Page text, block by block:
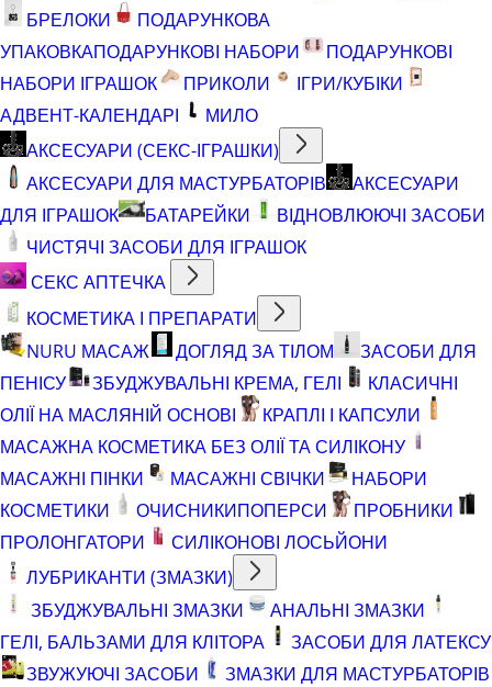
БРЕЛОКИ
ПОДАРУНКОВА
УПАКОВКАПОДАРУНКОВІ НАБОРИ
ПОДАРУНКОВІ
НАБОРИ ІГРАШОК
ПРИКОЛИ
ІГРИ/КУБІКИ
АДВЕНТ-КАЛЕНДАРІ
МИЛО
АКСЕСУАРИ (СЕКС-ІГРАШКИ)
АКСЕСУАРИ ДЛЯ МАСТУРБАТОРІВ
АКСЕСУАРИ
ДЛЯ ІГРАШОК
БАТАРЕЙКИ
ВІДНОВЛЮЮЧІ ЗАСОБИ
ЧИСТЯЧІ ЗАСОБИ ДЛЯ ІГРАШОК
СЕКС АПТЕЧКА
КОСМЕТИКА І ПРЕПАРАТИ
NURU МАСАЖ
ДОГЛЯД ЗА ТІЛОМ
ЗАСОБИ ДЛЯ
ПЕНІСУ
ЗБУДЖУВАЛЬНІ КРЕМА, ГЕЛІ
КЛАСИЧНІ
ОЛІЇ НА МАСЛЯНІЙ ОСНОВІ
КРАПЛІ І КАПСУЛИ
МАСАЖНА КОСМЕТИКА БЕЗ ОЛІЇ ТА СИЛІКОНУ
МАСАЖНІ ПІНКИ
МАСАЖНІ СВІЧКИ
НАБОРИ
КОСМЕТИКИ
ОЧИСНИКИПОПЕРСИ
ПРОБНИКИ
ПРОЛОНГАТОРИ
СИЛІКОНОВІ ЛОСЬЙОНИ
ЛУБРИКАНТИ (ЗМАЗКИ)
ЗБУДЖУВАЛЬНІ ЗМАЗКИ
АНАЛЬНІ ЗМАЗКИ
ГЕЛІ, БАЛЬЗАМИ ДЛЯ КЛІТОРА
ЗАСОБИ ДЛЯ ЛАТЕКСУ
ЗВУЖУЮЧІ ЗАСОБИ
ЗМАЗКИ ДЛЯ МАСТУРБАТОРІВ